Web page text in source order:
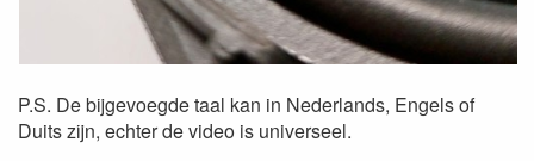
P.S. De bijgevoegde taal kan in Nederlands, Engels of
Duits zijn, echter de video is universeel.